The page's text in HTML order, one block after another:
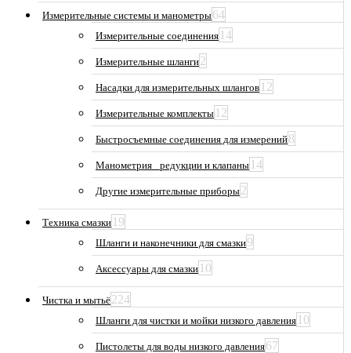
Измерительные системы и манометры64
Измерительные соединения 14
Измерительные шланги2
Насадки для измерительных шлангов 12
Измерительные комплекты 12
Быстросъемные соединения для измерений8
Манометрия_ редукции и клапаны 14
Другие измерительные приборы2
Техника смазки 19
Шланги и наконечники для смазки9
Аксессуары для смазки 10
Чистка и мытьё224
Шланги для чистки и мойки низкого давления 10
Пистолеты для воды низкого давления67